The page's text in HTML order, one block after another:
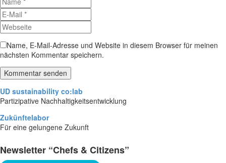
Name, E-Mail-Adresse und Website in diesem Browser für meinen
nächsten Kommentar speichern.
Kommentar senden
UD sustainability co:lab
Partizipative Nachhaltigkeitsentwicklung
Zukünftelabor
Für eine gelungene Zukunft
Newsletter “Chefs & Citizens”